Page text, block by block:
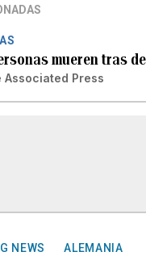
mueren tras
Associated Press
NEWS ALEMANIA